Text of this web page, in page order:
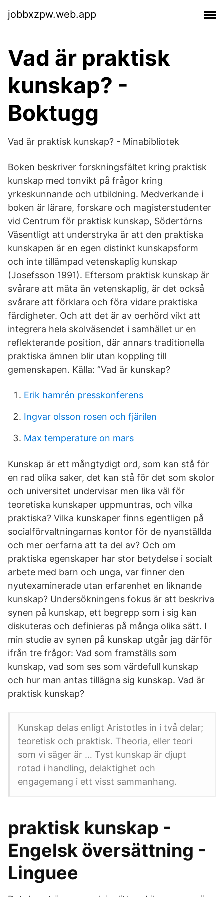
jobbxzpw.web.app
Vad är praktisk
kunskap? -
Boktugg
Vad är praktisk kunskap? - Minabibliotek
Boken beskriver forskningsfältet kring praktisk
kunskap med tonvikt på frågor kring
yrkeskunnande och utbildning. Medverkande i
boken är lärare, forskare och magisterstudenter
vid Centrum för praktisk kunskap, Södertörns
Väsentligt att understryka är att den praktiska
kunskapen är en egen distinkt kunskapsform
och inte tillämpad vetenskaplig kunskap
(Josefsson 1991). Eftersom praktisk kunskap är
svårare att mäta än vetenskaplig, är det också
svårare att förklara och föra vidare praktiska
färdigheter. Och att det är av oerhörd vikt att
integrera hela skolväsendet i samhället ur en
reflekterande position, där annars traditionella
praktiska ämnen blir utan koppling till
gemenskapen. Källa: ”Vad är kunskap?
Erik hamrén presskonferens
Ingvar olsson rosen och fjärilen
Max temperature on mars
Kunskap är ett mångtydigt ord, som kan stå för
en rad olika saker, det kan stå för det som skolor
och universitet undervisar men lika väl för
teoretiska kunskaper uppmuntras, och vilka
praktiska? Vilka kunskaper finns egentligen på
socialförvaltningarnas kontor för de nyanställda
och mer oerfarna att ta del av? Och om
praktiska egenskaper har stor betydelse i socialt
arbete med barn och unga, var finner den
nyutexaminerade utan erfarenhet en liknande
kunskap? Undersökningens fokus är att beskriva
synen på kunskap, ett begrepp som i sig kan
diskuteras och definieras på många olika sätt. I
min studie av synen på kunskap utgår jag därför
ifrån tre frågor: Vad som framställs som
kunskap, vad som ses som värdefull kunskap
och hur man antas tillägna sig kunskap. Vad är
praktisk kunskap?
Kunskap delas enligt Aristotles in i två delar;
teoretisk och praktisk. Theoria, eller teori
som vi säger är … Tyst kunskap är djupt
rotad i handling, delaktighet och
engagemang i ett visst sammanhang.
praktisk kunskap -
Engelsk översättning -
Linguee